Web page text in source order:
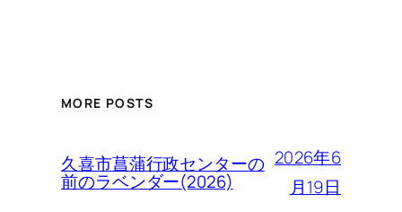
MORE POSTS
久喜市菖蒲行政センターの
前のラベンダー(2026)
2026年6
月19日